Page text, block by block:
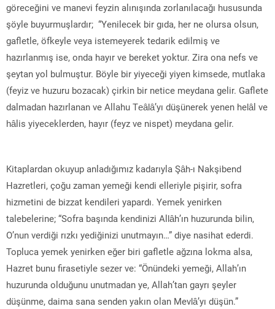
göreceğini ve manevi feyzin alınışında zorlanılacağı hususunda
şöyle buyurmuşlardır; “Yenilecek bir gıda, her ne olursa olsun,
gafletle, öfkeyle veya istemeyerek tedarik edilmiş ve
hazırlanmış ise, onda hayır ve bereket yoktur. Zira ona nefs ve
şeytan yol bulmuştur. Böyle bir yiyeceği yiyen kimsede, mutlaka
(feyiz ve huzuru bozacak) çirkin bir netice meydana gelir. Gaflete
dalmadan hazırlanan ve Allahu Teâlâ’yı düşünerek yenen helâl ve
hâlis yiyeceklerden, hayır (feyz ve nispet) meydana gelir.
Kitaplardan okuyup anladığımız kadarıyla Şâh-ı Nakşibend
Hazretleri, çoğu zaman yemeği kendi elleriyle pişirir, sofra
hizmetini de bizzat kendileri yapardı. Yemek yenirken
talebelerine; “Sofra başında kendinizi Allâh’ın huzurunda bilin,
O’nun verdiği rızkı yediğinizi unutmayın…” diye nasihat ederdi.
Topluca yemek yenirken eğer biri gafletle ağzına lokma alsa,
Hazret bunu firasetiyle sezer ve: “Önündeki yemeği, Allah’ın
huzurunda olduğunu unutmadan ye, Allah’tan gayrı şeyler
düşünme, daima sana senden yakın olan Mevlâ’yı düşün.”